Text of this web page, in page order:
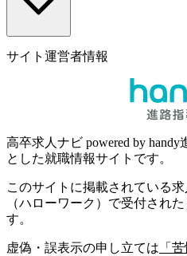
サイト運営者情報
高卒求人ナビ powered by
とした就職情報サイトです。
このサイトに掲載されている
（ハローワーク）で受付され
す。
虚偽・誤表示の申し立ては 「